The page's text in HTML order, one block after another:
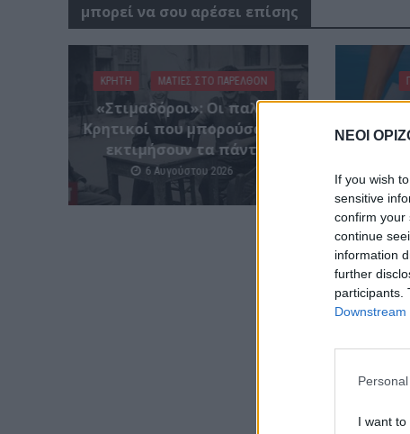
ΝΕΟΙ
If you wish
sensitive
confirm your
continue
information
further
participants.
I want to
μπορεί να σου αρέσει επίσης
ΚΡΗΤΗ ΜΑΤΙΕΣ ΣΤΟ ΠΑΡΕΛΘΟΝ
«Στιμαδόροι»: Οι παλιοί
Κρητικοί που μπορούσαν να
εκτιμήσουν τα πάντα!
6 Αυγούστου 2026